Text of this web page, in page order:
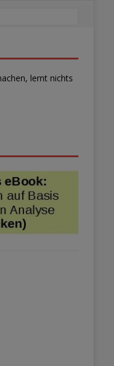
lernt nichts